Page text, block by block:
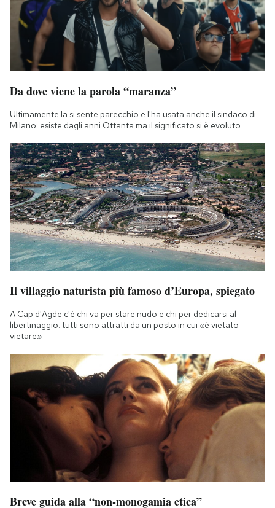
Da dove viene la parola “maranza”
Ultimamente la si sente parecchio e l'ha usata anche il sindaco di
Milano: esiste dagli anni Ottanta ma il significato si è evoluto
Il villaggio naturista più famoso d’Europa, spiegato
A Cap d'Agde c'è chi va per stare nudo e chi per dedicarsi al
libertinaggio: tutti sono attratti da un posto in cui «è vietato
vietare»
Breve guida alla “non-monogamia etica”